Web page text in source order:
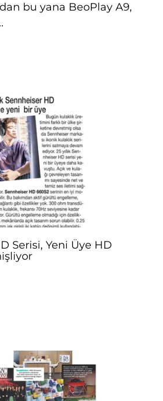
bu yana BeoPlay A9,
Serisi, Yeni Üye HD